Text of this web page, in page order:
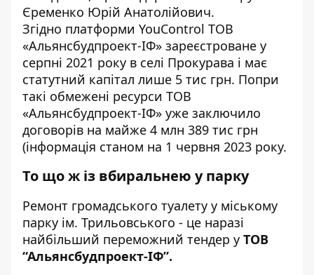
Єременко Юрій Анатолійович.
Згідно платформи YouСontrol ТОВ
«Альянсбудпроект-ІФ» зареєстроване у
серпні 2021 року в селі Прокурава і має
статутний капітал лише 5 тис грн. Попри
такі обмежені ресурси ТОВ
«Альянсбудпроект-ІФ» уже заключило
договорів на майже 4 млн 389 тис грн
(інформація станом на 1 червня 2023 року.
То що ж із вбиральнею у парку
Ремонт громадського туалету у міському
парку ім. Трильовського - це наразі
найбільший переможний тендер у ТОВ
“Альянсбудпроект-ІФ”.